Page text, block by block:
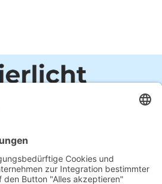
Rechte vorbehalten.